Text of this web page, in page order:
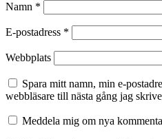
Namn *
E-postadress *
Webbplats
Spara mitt namn, min e-
webbläsare till nästa gång jag
Meddela mig om nya